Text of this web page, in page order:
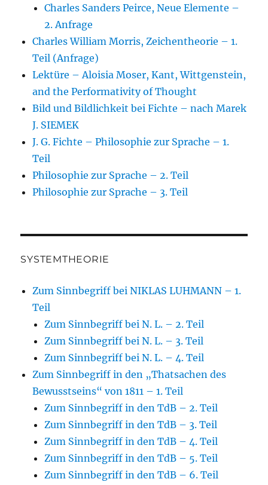
Charles Sanders Peirce, Neue Elemente –
2. Anfrage
Charles William Morris, Zeichentheorie – 1.
Teil (Anfrage)
Lektüre – Aloisia Moser, Kant, Wittgenstein,
and the Performativity of Thought
Bild und Bildlichkeit bei Fichte – nach Marek
J. SIEMEK
J. G. Fichte – Philosophie zur Sprache – 1.
Teil
Philosophie zur Sprache – 2. Teil
Philosophie zur Sprache – 3. Teil
SYSTEMTHEORIE
Zum Sinnbegriff bei NIKLAS LUHMANN – 1.
Teil
Zum Sinnbegriff bei N. L. – 2. Teil
Zum Sinnbegriff bei N. L. – 3. Teil
Zum Sinnbegriff bei N. L. – 4. Teil
Zum Sinnbegriff in den „Thatsachen des
Bewusstseins“ von 1811 – 1. Teil
Zum Sinnbegriff in den TdB – 2. Teil
Zum Sinnbegriff in den TdB – 3. Teil
Zum Sinnbegriff in den TdB – 4. Teil
Zum Sinnbegriff in den TdB – 5. Teil
Zum Sinnbegriff in den TdB – 6. Teil